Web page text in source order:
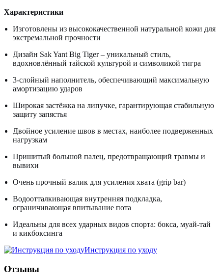
Характеристики
Изготовлены из высококачественной натуральной кожи для
экстремальной прочности
Дизайн Sak Yant Big Tiger – уникальный стиль,
вдохновлённый тайской культурой и символикой тигра
3-слойный наполнитель, обеспечивающий максимальную
амортизацию ударов
Широкая застёжка на липучке, гарантирующая стабильную
защиту запястья
Двойное усиление швов в местах, наиболее подверженных
нагрузкам
Пришитый большой палец, предотвращающий травмы и
вывихи
Очень прочный валик для усиления хвата (grip bar)
Водоотталкивающая внутренняя подкладка,
ограничивающая впитывание пота
Идеальны для всех ударных видов спорта: бокса, муай-тай
и кикбоксинга
Инструкция по уходу
Отзывы